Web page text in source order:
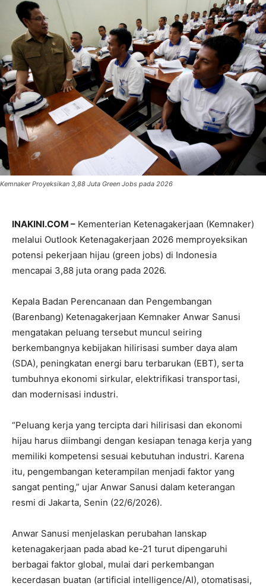
Kemnaker Proyeksikan 3,88 Juta Green Jobs pada 2026
INAKINI.COM – Kementerian Ketenagakerjaan (Kemnaker)
melalui Outlook Ketenagakerjaan 2026 memproyeksikan
potensi pekerjaan hijau (green jobs) di Indonesia
mencapai 3,88 juta orang pada 2026.
Kepala Badan Perencanaan dan Pengembangan
(Barenbang) Ketenagakerjaan Kemnaker Anwar Sanusi
mengatakan peluang tersebut muncul seiring
berkembangnya kebijakan hilirisasi sumber daya alam
(SDA), peningkatan energi baru terbarukan (EBT), serta
tumbuhnya ekonomi sirkular, elektrifikasi transportasi,
dan modernisasi industri.
“Peluang kerja yang tercipta dari hilirisasi dan ekonomi
hijau harus diimbangi dengan kesiapan tenaga kerja yang
memiliki kompetensi sesuai kebutuhan industri. Karena
itu, pengembangan keterampilan menjadi faktor yang
sangat penting,” ujar Anwar Sanusi dalam keterangan
resmi di Jakarta, Senin (22/6/2026).
Anwar Sanusi menjelaskan perubahan lanskap
ketenagakerjaan pada abad ke-21 turut dipengaruhi
berbagai faktor global, mulai dari perkembangan
kecerdasan buatan (artificial intelligence/AI), otomatisasi,